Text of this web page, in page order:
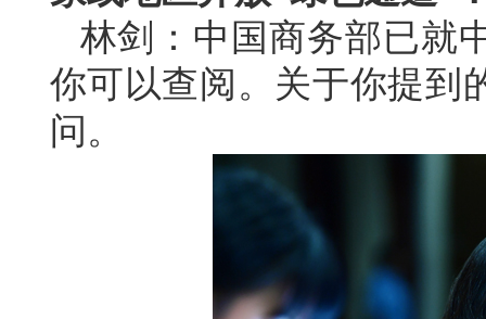
林剑：中国商务部已就
你可以查阅。关于你提到
问。